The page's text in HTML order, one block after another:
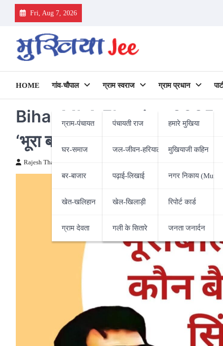
Fri, Aug 7, 2026
HOME गांव-चौपाल
ग्राम-पंचायत
घर-समाज
बर-बाजार
खेत-खलिहान
ग्राम देवता
ग्राम स्वराज
पंचायती राज
जल-जीवन-हरियाली
पढ़ाई-लिखाई
खेल-खिलाड़ी
गली के सितारे
ग्राम प्रधान
हमारे मुखिया
मुखियाजी कहिन
नगर निकाय
रिपोर्ट कार्ड
जनता जनार्दन
Bihar MLA Election 2025 :
‘भूरा बाल’ का दिखेगा असर ?
Rajesh Thakur